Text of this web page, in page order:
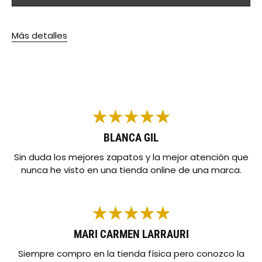
Más detalles
BLANCA GIL
Sin duda los mejores zapatos y la mejor atención que
nunca he visto en una tienda online de una marca.
MARI CARMEN LARRAURI
Siempre compro en la tienda física pero conozco la